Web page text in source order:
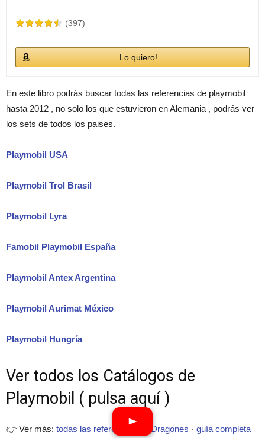
(397)
Lo quiero!
En este libro podrás buscar todas las referencias de playmobil
hasta 2012 , no solo los que estuvieron en Alemania , podrás ver
los sets de todos los paises.
Playmobil USA
Playmobil Trol Brasil
Playmobil Lyra
Famobil Playmobil España
Playmobil Antex Argentina
Playmobil Aurimat México
Playmobil Hungría
Ver todos los Catálogos de
Playmobil ( pulsa aquí )
👉 Ver más: todas las referencias de Dragones · guía completa